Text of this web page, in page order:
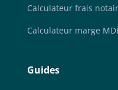
Calculateur frais
Calculateur marge
Guides